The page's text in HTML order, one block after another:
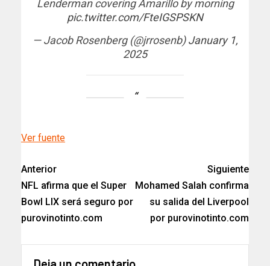
Lenderman covering Amarillo by morning
pic.twitter.com/FteIGSPSKN
— Jacob Rosenberg (@jrrosenb)January 1,
2025
Ver fuente
Anterior
NFL afirma que el Super
Bowl LIX será seguro por
purovinotinto.com
Siguiente
Mohamed Salah confirma
su salida del Liverpool
por purovinotinto.com